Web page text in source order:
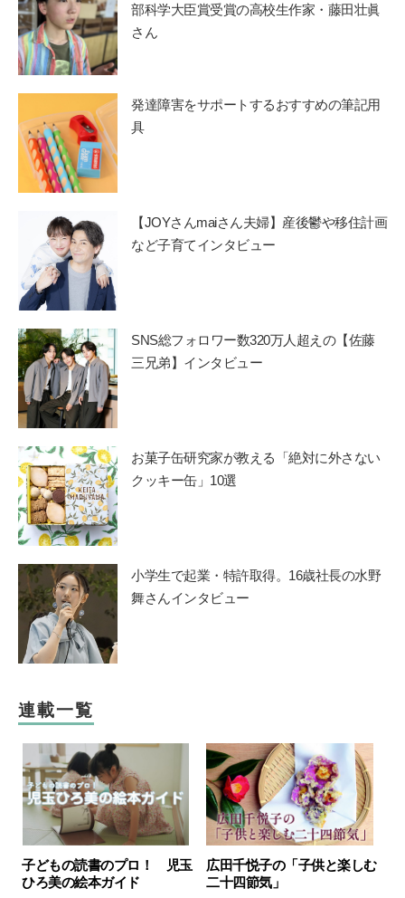
部科学大臣賞受賞の高校生作家・藤田壮眞
さん
発達障害をサポートするおすすめの筆記用
具
【JOYさんmaiさん夫婦】産後鬱や移住計画
など子育てインタビュー
SNS総フォロワー数320万人超えの【佐藤
三兄弟】インタビュー
お菓子缶研究家が教える「絶対に外さない
クッキー缶」10選
小学生で起業・特許取得。16歳社長の水野
舞さんインタビュー
連載一覧
子どもの読書のプロ！ 児玉
ひろ美の絵本ガイド
広田千悦子の「子供と楽しむ
二十四節気」